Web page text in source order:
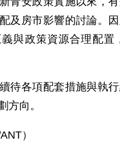
及房市影響的討論。
與政策資源合理配置
待各項配套措施與執
方向。
）